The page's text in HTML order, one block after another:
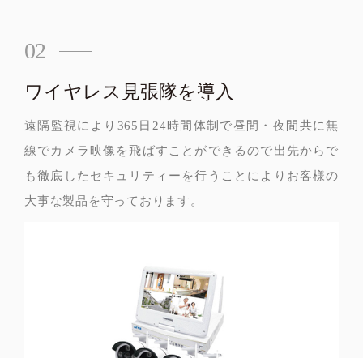
02
ワイヤレス見張隊を導入
遠隔監視により365日24時間体制で昼間・夜間共に無
線でカメラ映像を飛ばすことができるので出先からで
も徹底したセキュリティーを行うことによりお客様の
大事な製品を守っております。